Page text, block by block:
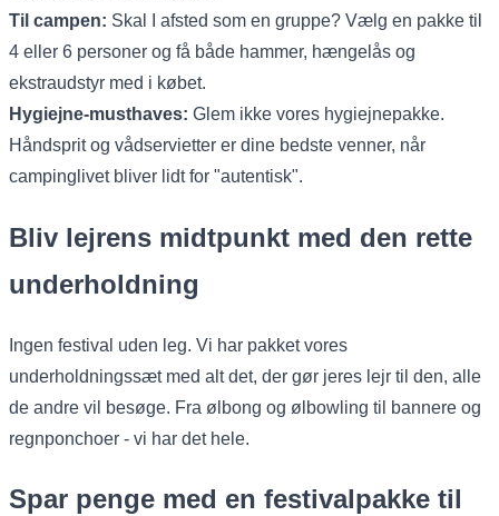
Til campen: Skal I afsted som en gruppe? Vælg en pakke til
4 eller 6 personer og få både hammer, hængelås og
ekstraudstyr med i købet.
Hygiejne-musthaves: Glem ikke vores hygiejnepakke.
Håndsprit og vådservietter er dine bedste venner, når
campinglivet bliver lidt for "autentisk".
Bliv lejrens midtpunkt med den rette
underholdning
Ingen festival uden leg. Vi har pakket vores
underholdningssæt med alt det, der gør jeres lejr til den, alle
de andre vil besøge. Fra ølbong og ølbowling til bannere og
regnponchoer - vi har det hele.
Spar penge med en festivalpakke til